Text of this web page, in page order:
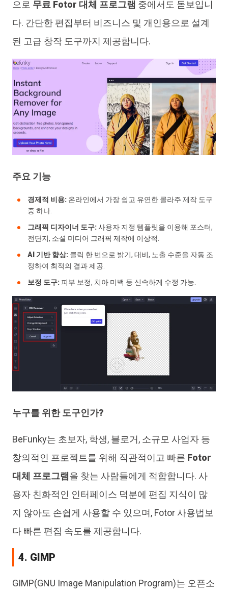
으로 무료 Fotor 대체 프로그램 중에서도 돋보입니
다. 간단한 편집부터 비즈니스 및 개인용으로 설계
된 고급 창작 도구까지 제공합니다.
주요 기능
경제적 비용: 온라인에서 가장 쉽고 유연한 콜라주 제작 도구
중 하나.
그래픽 디자이너 도구:사용자 지정 템플릿을 이용해 포스터,
전단지, 소셜 미디어 그래픽 제작에 이상적.
AI 기반 향상: 클릭 한 번으로 밝기, 대비, 노출 수준을 자동 조
정하여 최적의 결과 제공.
보정 도구:피부 보정, 치아 미백 등 신속하게 수정 가능.
누구를 위한 도구인가?
BeFunky는 초보자, 학생, 블로거, 소규모 사업자 등
창의적인 프로젝트를 위해 직관적이고 빠른 Fotor
대체 프로그램 을 찾는 사람들에게 적합합니다. 사
용자 친화적인 인터페이스 덕분에 편집 지식이 많
지 않아도 손쉽게 사용할 수 있으며, Fotor 사용법보
다 빠른 편집 속도를 제공합니다.
4. GIMP
GIMP(GNU Image Manipulation Program)는 오픈소